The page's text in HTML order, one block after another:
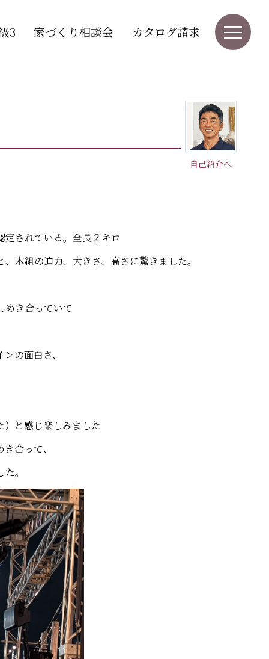
3 家づくり相談会 カタログ請求
自己紹介へ
されている。全長２キロ
木組の迫力、大きさ、高さに驚きました。
めき合っていて
の面白さ、
と感じ楽しみました
合って、
。